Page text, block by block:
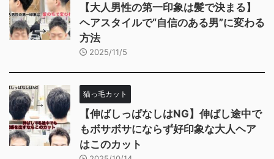
【大人男性の第一印象は髪で決まる】
ヘアスタイルで“自信のある男”に変わる
方法
2025/11/5
猫っ毛カット
【伸ばしっぱなしはNG】伸ばし途中で
もボサボサにならず好印象な大人ヘア
はこのカット